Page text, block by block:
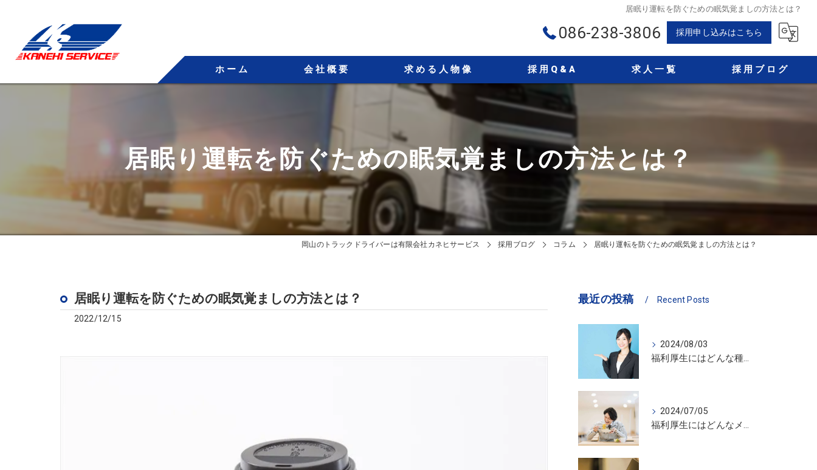
居眠り運転を防ぐための眠気覚ましの方法とは？
086-238-3806 採用申し込みはこちら
ホーム 会社概要
事業案内
求める人物像 採用Q&A 求人一覧 採用ブログ
居眠り運転を防ぐための眠気覚ましの方法とは？
岡山のトラックドライバーは有限会社カネヒサービス 採用ブログ コラム 居眠り運転を防ぐための眠気覚ましの方法とは？
居眠り運転を防ぐための眠気覚ましの方法とは？
2022/12/15
最近の投稿 Recent Posts
2024/08/03
福利厚生にはどんな種類がある？詳しくご紹介
2024/07/05
福利厚生にはどんなメリットがある？詳しくご紹介